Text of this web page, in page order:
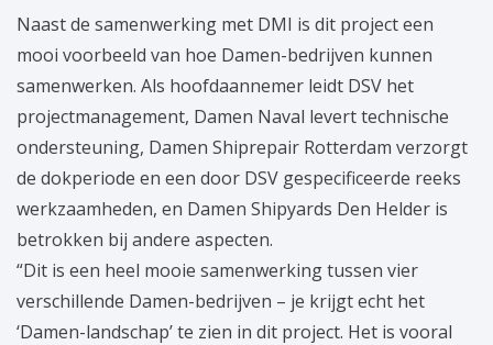
Naast de samenwerking met DMI is dit project een
mooi voorbeeld van hoe Damen-bedrijven kunnen
samenwerken. Als hoofdaannemer leidt DSV het
projectmanagement, Damen Naval levert technische
ondersteuning, Damen Shiprepair Rotterdam verzorgt
de dokperiode en een door DSV gespecificeerde reeks
werkzaamheden, en Damen Shipyards Den Helder is
betrokken bij andere aspecten.
“Dit is een heel mooie samenwerking tussen vier
verschillende Damen-bedrijven – je krijgt echt het
‘Damen-landschap’ te zien in dit project. Het is vooral